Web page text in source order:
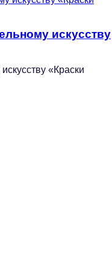
искусству
«Краски